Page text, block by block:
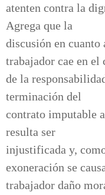
atenten contra la
Agrega que la
discusión en cuanto
trabajador cae en el
de la
terminación del
contrato imputable
resulta ser
injustificada y,
exoneración se
trabajador daño